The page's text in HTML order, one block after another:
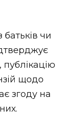
чи
щодо
згоду на